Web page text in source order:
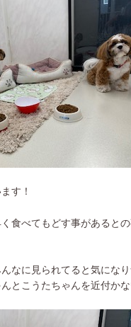
す！
食べてもどす事があると
なに見られてると気にな
とこうたちゃんを近付か